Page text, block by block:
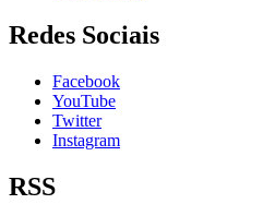
Redes Sociais
Facebook
YouTube
Twitter
Instagram
RSS